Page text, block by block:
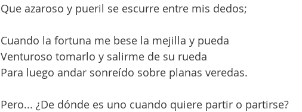
Que azaroso y pueril se escurre entre mis dedos;
Cuando la fortuna me bese la mejilla y pueda
Venturoso tomarlo y salirme de su rueda
Para luego andar sonreído sobre planas veredas.
Pero... ¿De dónde es uno cuando quiere partir o partirse?